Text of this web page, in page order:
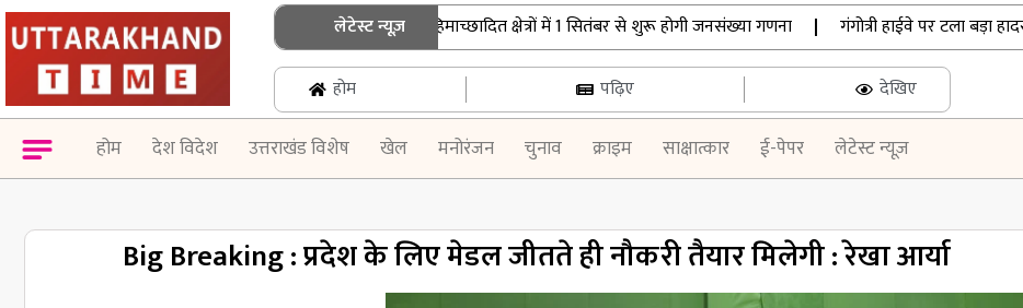
लेटेस्ट न्यूज़
उत्तराखंड में जनगणना की तैयारी तेज, हिमाच्छादित क्षेत्रों में 1 सितंबर से शुरू होगी जनसंख्या गणना | गंगोत्री हाईवे पर टला बड़ा
होम पढ़िए देखिए
होम देश विदेश उत्तराखंड विशेष खेल मनोरंजन चुनाव क्राइम साक्षात्कार ई-पेपर लेटेस्ट न्यूज़
Big Breaking : प्रदेश के लिए मेडल जीतते ही नौकरी तैयार मिलेगी : रेखा आर्या